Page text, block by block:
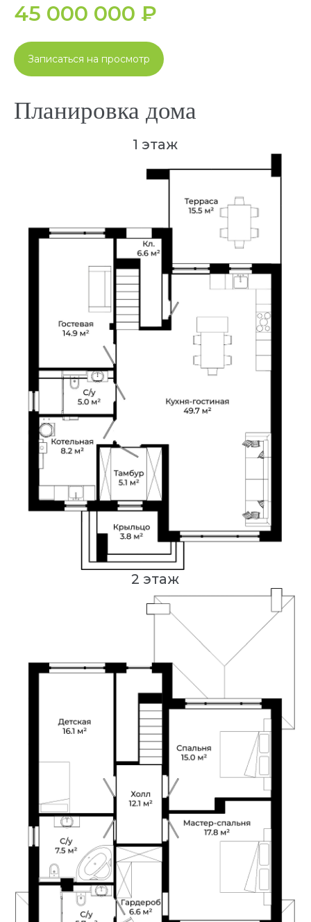
45 000 000 ₽
Записаться на просмотр
Планировка дома
2 этаж